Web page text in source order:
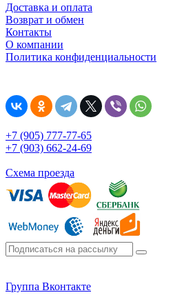
Доставка и оплата
Возврат и обмен
Контакты
О компании
Политика конфиденциальности
+7 (905) 777-77-65
+7 (903) 662-24-69
Схема проезда
Группа Вконтакте